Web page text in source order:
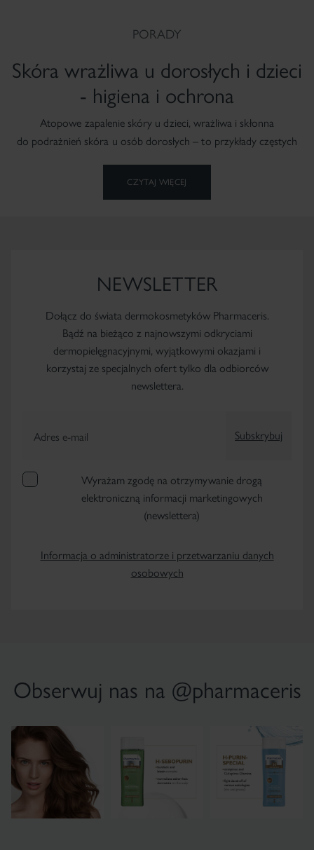
PORADY
Skóra wrażliwa u dorosłych i dzieci
- higiena i ochrona
Atopowe zapalenie skóry u dzieci, wrażliwa i skłonna
do podrażnień skóra u osób dorosłych – to przykłady częstych
z profilaktyką i łagodzeniem już istniejących zmian.
CZYTAJ WIĘCEJ
NEWSLETTER
Dołącz do świata dermokosmetyków Pharmaceris.
Bądź na bieżąco z najnowszymi odkryciami
dermopielęgnacyjnymi, wyjątkowymi okazjami i
korzystaj ze specjalnych ofert tylko dla odbiorców
newslettera.
Adres e-mail Subskrybuj
Wyrażam zgodę na otrzymywanie drogą
elektroniczną informacji marketingowych
(newslettera)
Informacja o administratorze i przetwarzaniu danych
osobowych
Obserwuj nas na @pharmaceris